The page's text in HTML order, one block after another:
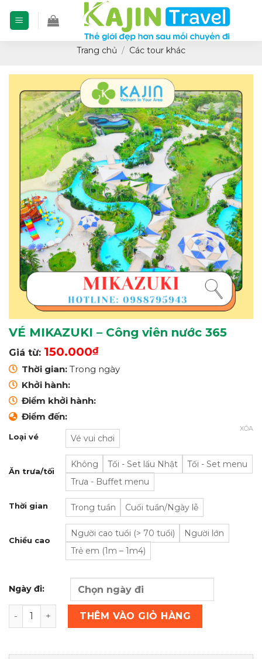
Trang chủ / Các tour khác
VÉ MIKAZUKI – Công viên nước 365
Giá từ: 150.000₫
Thời gian: Trong ngày
Khởi hành:
Điểm khởi hành:
Điểm đến:
Loại vé Vé vui chơi
Ăn trưa/tối
Không Tối - Set lẩu Nhật
Tối - Set menu
Trưa - Buffet menu
Thời gian Trong tuần Cuối tuần/Ngày lễ
Chiều cao
Người cao tuổi (> 70 tuổi)
Người lớn
Trẻ em (1m – 1m4)
XÓA
Ngày đi:
VÉ MIKAZUKI - Công viên nước 365 số lượng
THÊM VÀO GIỎ HÀNG